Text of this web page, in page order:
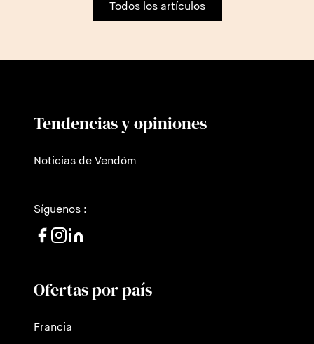
Todos los artículos
Tendencias y opiniones
Noticias de Vendôm
Síguenos :
Ofertas por país
Francia